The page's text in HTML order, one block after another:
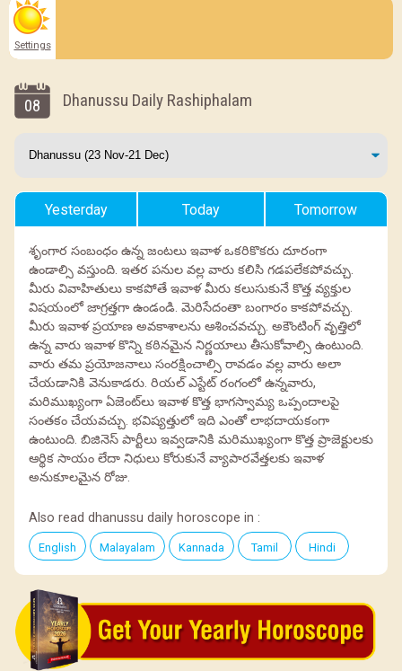
Settings
08 Dhanussu Daily Rashiphalam
Yesterday Today Tomorrow
శృంగార సంబంధం ఉన్న జంటలు ఇవాళ ఒకరికొకరు దూరంగా
ఉండాల్సి వస్తుంది. ఇతర పనుల వల్ల వారు కలిసి గడపలేకపోవచ్చు.
మీరు వివాహితులు కాకపోతే ఇవాళ మీరు కలుసుకునే కొత్త వ్యక్తుల
విషయంలో జాగ్రత్తగా ఉండండి. మెరిసేదంతా బంగారం కాకపోవచ్చు.
మీరు ఇవాళ ప్రయాణ అవకాశాలను ఆశించవచ్చు. అకౌంటింగ్ వృత్తిలో
ఉన్న వారు ఇవాళ కొన్ని కఠినమైన నిర్ణయాలు తీసుకోవాల్సి ఉంటుంది.
వారు తమ ప్రయోజనాలు సంరక్షించాల్సి రావడం వల్ల వారు అలా
చేయడానికి వెనుకాడరు. రియల్ ఎస్టేట్ రంగంలో ఉన్నవారు,
మరిముఖ్యంగా ఏజెంట్‌లు ఇవాళ కొత్త భాగస్వామ్య ఒప్పందాలపై
సంతకం చేయవచ్చు. భవిష్యత్తులో ఇది ఎంతో లాభదాయకంగా
ఉంటుంది. బిజినెస్ పార్టీలు ఇవ్వడానికి మరిముఖ్యంగా కొత్త ప్రాజెక్టులకు
ఆర్థిక సాయం లేదా నిధులు కోరుకునే వ్యాపారవేత్తలకు ఇవాళ
అనుకూలమైన రోజు.
Also read dhanussu daily horoscope in :
English Malayalam Kannada Tamil Hindi